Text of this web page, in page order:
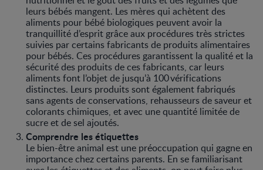
leurs bébés mangent. Les mères qui achètent des
aliments pour bébé biologiques peuvent avoir la
tranquillité d’esprit grâce aux procédures très strictes
suivies par certains fabricants de produits alimentaires
pour bébés. Ces procédures garantissent la qualité et la
sécurité des produits de ces fabricants, car leurs
aliments font l’objet de jusqu’à 100 vérifications
distinctes. Leurs produits sont également fabriqués
sans agents de conservations, rehausseurs de saveur et
colorants chimiques, et avec une quantité limitée de
sucre et de sel ajoutés.
Comprendre les étiquettes
Le bien-être animal est une préoccupation qui gagne en
importance chez certains parents. En se familiarisant